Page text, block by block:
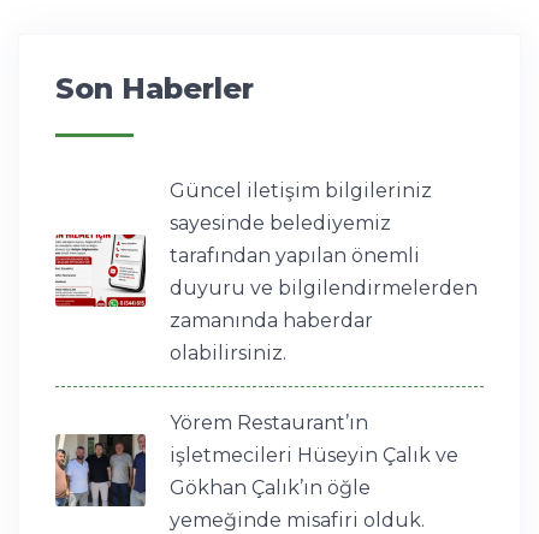
Son Haberler
Güncel iletişim bilgileriniz
sayesinde belediyemiz
tarafından yapılan önemli
duyuru ve bilgilendirmelerden
zamanında haberdar
olabilirsiniz.
Yörem Restaurant’ın
işletmecileri Hüseyin Çalık ve
Gökhan Çalık’ın öğle
yemeğinde misafiri olduk.